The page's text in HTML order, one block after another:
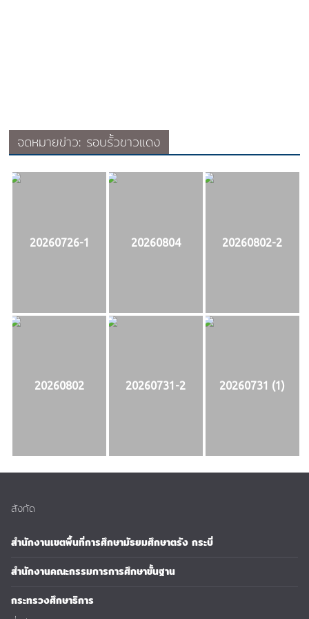
จดหมายข่าว: รอบรั้วขาวแดง
20260726-1 20260804 20260802-2
20260802 20260731-2 20260731 (1)
สังกัด
สำนักงานเขตพื้นที่การศึกษามัธยมศึกษาตรัง กระบี่
สำนักงานคณะกรรมการการศึกษาขั้นฐาน
กระทรวงศึกษาธิการ